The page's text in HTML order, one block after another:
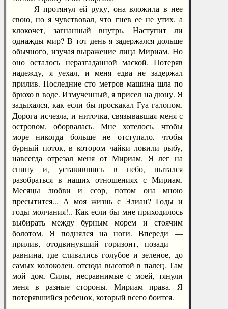
Я протянул ей руку, она вложила в нее
свою, но я чувствовал, что гнев ее не утих, а
клокочет, загнанный внутрь. Наступит ли
однажды мир? В тот день я задержался дольше
обычного, изучая выражение лица Мириам. Но
оно осталось неразгаданной маской. Потеряв
надежду, я уехал, и меня едва не задержал
прилив. Последние сто метров машина шла по
брюхо в воде. Измученный, я присел на дюну. Я
задыхался, как если бы проскакал Гуа галопом.
Дорога исчезла, и ниточка, связывавшая меня с
островом, оборвалась. Мне хотелось, чтобы
море никогда больше не отступало, чтобы
бурный поток, в котором чайки ловили рыбу,
навсегда отрезал меня от Мириам. Я лег на
спину и, уставившись в небо, пытался
разобраться в наших отношениях с Мириам.
Месяцы любви и ссор, потом она мною
пресытится... А моя жизнь с Элиан? Годы и
годы молчания!.. Как если бы мне приходилось
выбирать между бурным морем и стоячим
болотом. Я поднялся на ноги. Впереди —
прилив, отодвинувший горизонт, позади —
равнина, где сливались голубое и зеленое, до
самых колоколен, отсюда высотой в палец. Там
мой дом. Силы, несравнимые с моей, тянули
меня в разные стороны. Мириам права. Я
потерявшийся ребенок, который всего боится.